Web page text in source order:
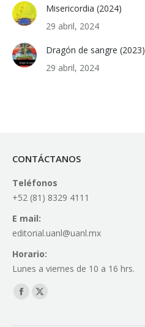
Misericordia (2024)
29 abril, 2024
Dragón de sangre (2023)
29 abril, 2024
CONTÁCTANOS
Teléfonos
+52 (81) 8329 4111
E mail:
editorial.uanl@uanl.mx
Horario:
Lunes a viernes de 10 a 16 hrs.
Find us on:
Facebook
X